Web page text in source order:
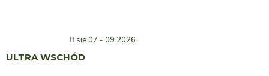
sie 07 - 09 2026
ULTRA WSCHÓD